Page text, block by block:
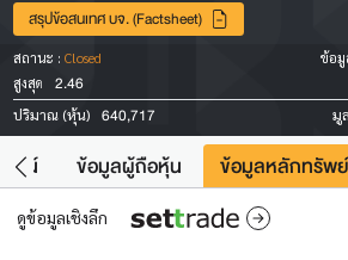
สรุปข้อสนเทศ บจ. (Factsheet)
สถานะ : Closed ข้อมู
สูงสุด
2.46
ปริมาณ (หุ้น) 640,717 มู
ยชน์ ข้อมูลผู้ถือหุ้น ข้อมูลหลักทรัพย์
ดูข้อมูลเชิงลึก